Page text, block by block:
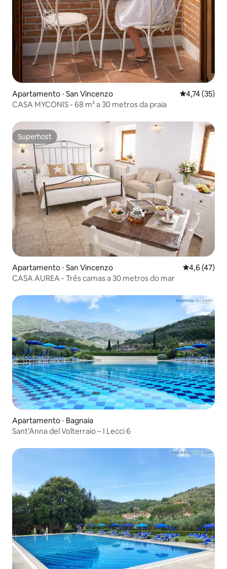
Apartamento ⋅ San Vincenzo 4,74 de uma
4,74 (35)
CASA MYCONIS - 68 m² a 30 metros da praia
Superhost
Superhost
Apartamento ⋅ San Vincenzo 4,6 de uma
4,6 (47)
CASA AUREA - Três camas a 30 metros do mar
Apartamento ⋅ Bagnaia
Sant'Anna del Volterraio – I Lecci 6